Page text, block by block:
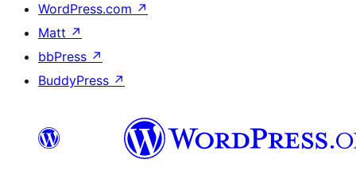
WordPress.com ↗
Matt ↗
bbPress ↗
BuddyPress ↗